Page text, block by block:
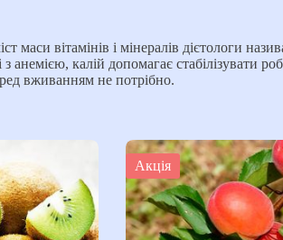
вітамінів і мінералів дієтологи
калій допомагає стабілізувати
вживанням не потрібно.
Акція